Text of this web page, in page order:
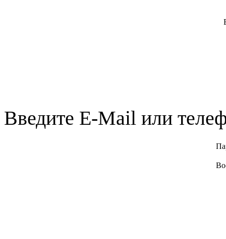
Введите E-Mail или